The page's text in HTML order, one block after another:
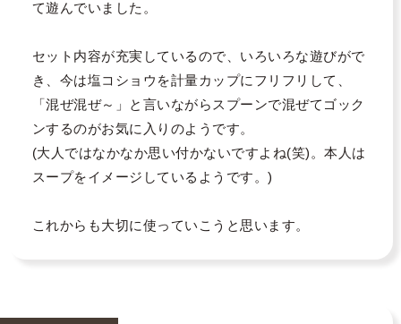
て遊んでいました。
セット内容が充実しているので、いろいろな遊びがで
き、今は塩コショウを計量カップにフリフリして、
「混ぜ混ぜ～」と言いながらスプーンで混ぜてゴック
ンするのがお気に入りのようです。
(大人ではなかなか思い付かないですよね(笑)。本人は
スープをイメージしているようです。)
これからも大切に使っていこうと思います。